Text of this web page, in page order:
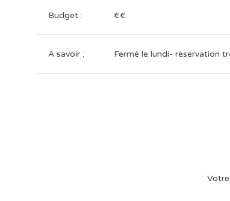
Budget : €€
A savoir : Fermé le lundi- réservation